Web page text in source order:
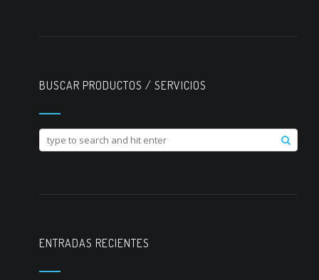
BUSCAR PRODUCTOS / SERVICIOS
ENTRADAS RECIENTES